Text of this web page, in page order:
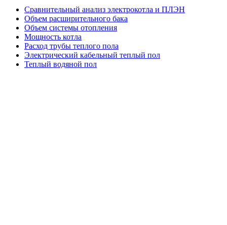
Сравнительный анализ электрокотла и ПЛЭН
Объем расширительного бака
Объем системы отопления
Мощность котла
Расход трубы теплого пола
Электрический кабельный теплый пол
Теплый водяной пол